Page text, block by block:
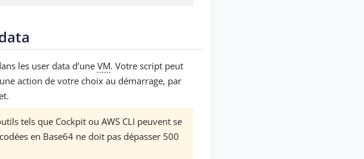
les user data d’une VM. Votre script peut
action de votre choix au démarrage, par
tels que Cockpit ou AWS CLI peuvent se
en Base64 ne doit pas dépasser 500